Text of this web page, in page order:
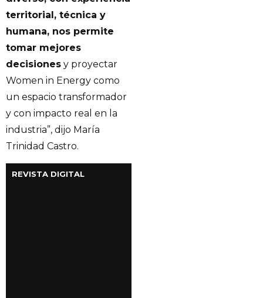
territorial, técnica y
humana, nos permite
tomar mejores
decisiones y proyectar
Women in Energy como
un espacio transformador
y con impacto real en la
industria”, dijo María
Trinidad Castro.
REVISTA DIGITAL